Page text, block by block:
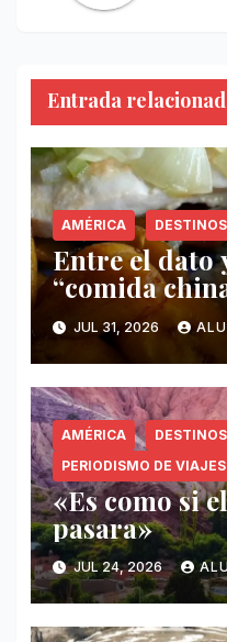
Entrada
AMÉRICA DESTINOS
Entre el dato
“comida
invisible en
JUL 31, 2026
AMÉRICA
DESTINOS
PERIODISMO DE VIAJES
«Es como si
pasara»
JUL 24, 2026